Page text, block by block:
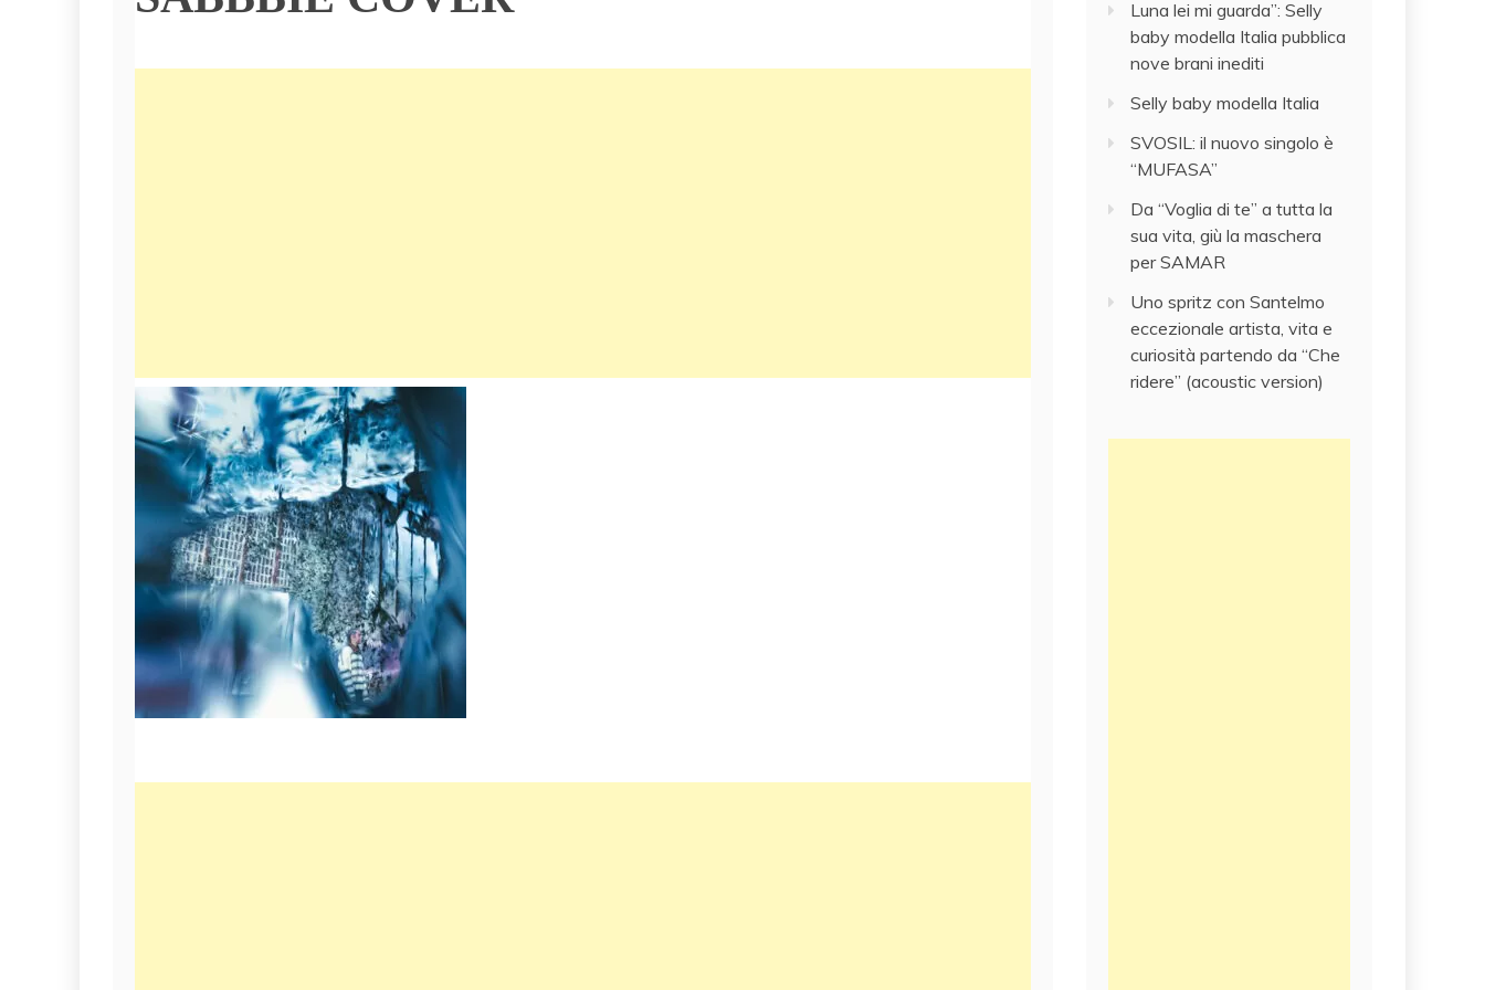
Luna lei mi guarda”: Selly
baby modella Italia pubblica
nove brani inediti
Selly baby modella Italia
SVOSIL: il nuovo singolo è
“MUFASA”
Da “Voglia di te” a tutta la
sua vita, giù la maschera
per SAMAR
Uno spritz con Santelmo
eccezionale artista, vita e
curiosità partendo da “Che
ridere” (acoustic version)